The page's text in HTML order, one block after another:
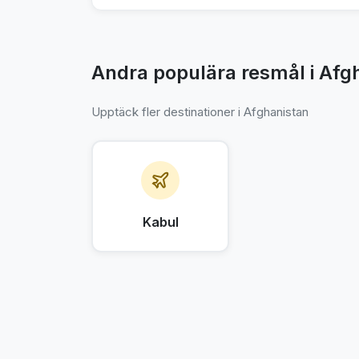
Andra populära resmål i
Upptäck fler destinationer i Afghanistan
Kabul